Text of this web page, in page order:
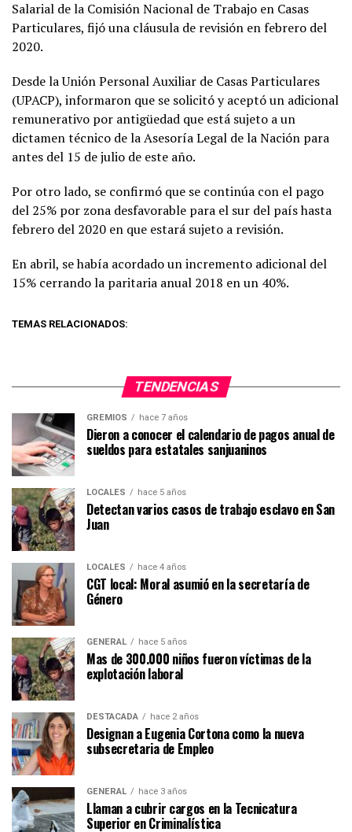
Salarial de la Comisión Nacional de Trabajo en Casas
Particulares, fijó una cláusula de revisión en febrero del
2020.
Desde la Unión Personal Auxiliar de Casas Particulares
(UPACP), informaron que se solicitó y aceptó un adicional
remunerativo por antigüedad que está sujeto a un
dictamen técnico de la Asesoría Legal de la Nación para
antes del 15 de julio de este año.
Por otro lado, se confirmó que se continúa con el pago
del 25% por zona desfavorable para el sur del país hasta
febrero del 2020 en que estará sujeto a revisión.
En abril, se había acordado un incremento adicional del
15% cerrando la paritaria anual 2018 en un 40%.
TEMAS RELACIONADOS:
TENDENCIAS
GREMIOS hace 7 años
Dieron a conocer el calendario de pagos anual de
sueldos para estatales sanjuaninos
LOCALES hace 5 años
Detectan varios casos de trabajo esclavo en San
Juan
LOCALES hace 4 años
CGT local: Moral asumió en la secretaría de
Género
GENERAL hace 5 años
Mas de 300.000 niños fueron víctimas de la
explotación laboral
DESTACADA hace 2 años
Designan a Eugenia Cortona como la nueva
subsecretaria de Empleo
GENERAL hace 3 años
Llaman a cubrir cargos en la Tecnicatura
Superior en Criminalística